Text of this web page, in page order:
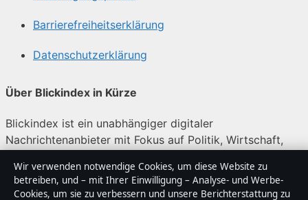
Barrierefreiheitserklärung
Datenschutzerklärung
Über Blickindex in Kürze
Blickindex ist ein unabhängiger digitaler
Nachrichtenanbieter mit Fokus auf Politik, Wirtschaft,
trägt eine Byline, wird von einem Redakteur geprüft und
vor der Veröffentlichung faktengecheckt.
Wir verwenden notwendige Cookies, um diese Website zu
betreiben, und – mit Ihrer Einwilligung – Analyse- und Werbe-
Cookies, um sie zu verbessern und unsere Berichterstattung zu